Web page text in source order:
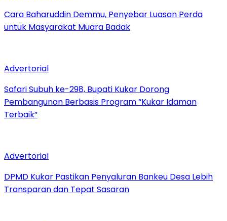
Cara Baharuddin Demmu, Penyebar Luasan Perda
untuk Masyarakat Muara Badak
Advertorial
Safari Subuh ke-298, Bupati Kukar Dorong
Pembangunan Berbasis Program “Kukar Idaman
Terbaik”
Advertorial
DPMD Kukar Pastikan Penyaluran Bankeu Desa Lebih
Transparan dan Tepat Sasaran